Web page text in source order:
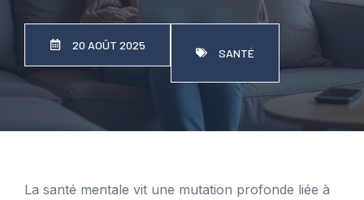
20 AOÛT 2025
SANTÉ
La santé mentale vit une mutation profonde liée à